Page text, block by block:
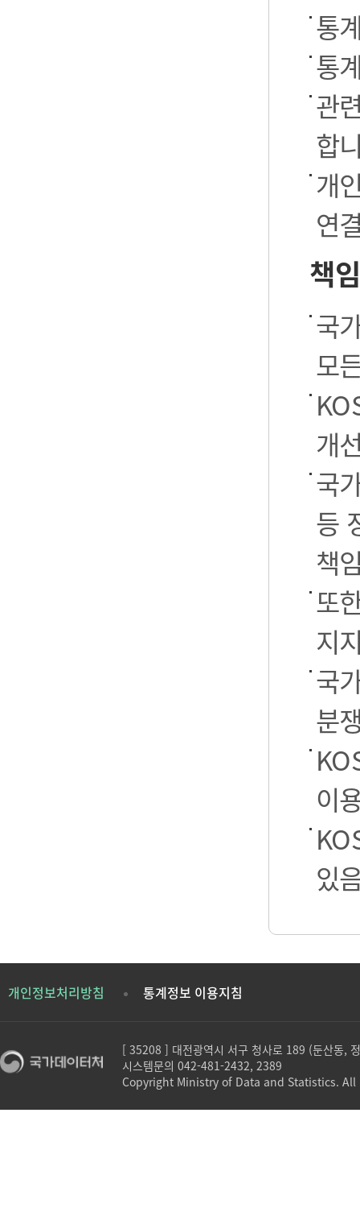
통
통
관
합
개
연
책
국
모
개
국
등
책
또
지
국
분
이
있
개인정보처리방침 통계정보 이용지침
[ 35208 ] 대전광역시 서구 청사로 189 (둔산동,
시스템문의 042-481-2432, 2389
Copyright Ministry of Data and Statistics.